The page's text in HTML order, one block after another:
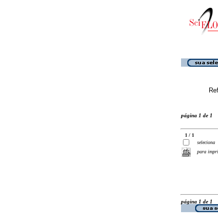
página 1 de 1
1 / 1
seleciona
para
página 1 de 1